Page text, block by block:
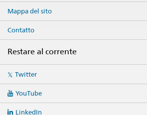
Mappa del sito
Contatto
Restare al corrente
mediaTwitter
YouTube
LinkedIn